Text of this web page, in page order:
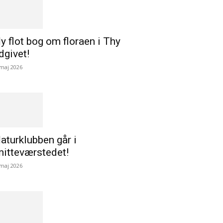
flot bog om floraen i Thy
2026
går i
2026